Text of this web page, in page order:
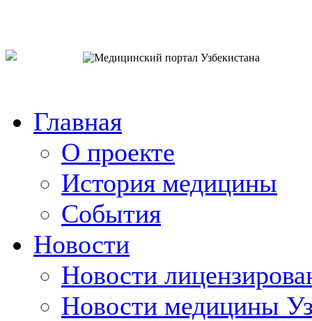
Главная
О проекте
История медицины
События
Новости
Новости
Новости медицины